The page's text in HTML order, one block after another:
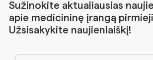
Sužinokite aktualiausias
apie medicininę įrangą
Užsisakykite naujienlaiškį!